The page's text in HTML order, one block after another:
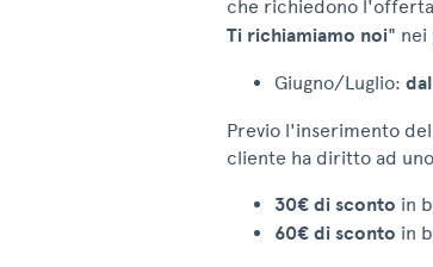
che richiedono l'offerta
Ti richiamiamo noi" nei
Giugno/Luglio:
Previo l'inserimento
cliente ha diritto ad
30€ di sconto in
60€ di sconto in